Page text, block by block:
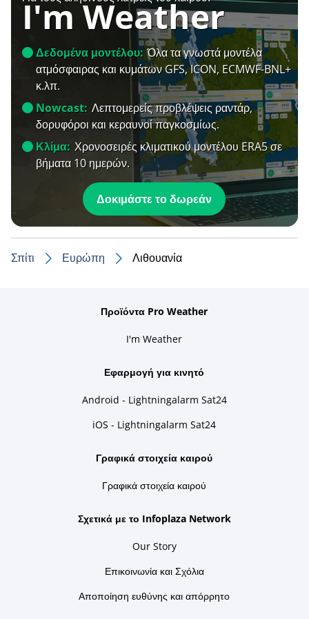
I'm Weather
Δεδομένα μοντέλου: Όλα τα γνωστά μοντέλα
ατμόσφαιρας και κυμάτων GFS, ICON, ECMWF-BNL+
κ.λπ.
Nowcast: Λεπτομερείς προβλέψεις ραντάρ,
δορυφόροι και κεραυνοί παγκοσμίως.
Κλίμα: Χρονοσειρές κλιματικού μοντέλου ERA5 σε
βήματα 10 ημερών.
Δοκιμάστε το δωρεάν
Σπίτι Ευρώπη Λιθουανία
Προϊόντα Pro Weather
I'm Weather
Εφαρμογή για κινητό
Android - Lightningalarm Sat24
iOS - Lightningalarm Sat24
Γραφικά στοιχεία καιρού
Γραφικά στοιχεία καιρού
Σχετικά με το Infoplaza Network
Our Story
Επικοινωνία και Σχόλια
Αποποίηση ευθύνης και απόρρητο